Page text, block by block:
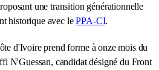
une transition générationnelle
historique avec lePPA-CI.
d'Ivoire prend forme à onze mois du
N'Guessan, candidat désigné du Front